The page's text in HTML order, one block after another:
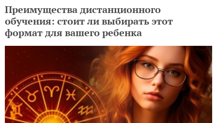
Преимущества дистанционного
обучения: стоит ли выбирать этот
формат для вашего ребенка